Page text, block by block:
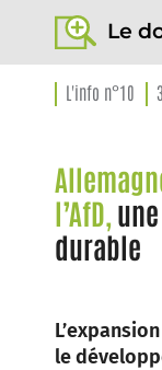
Le
L'info n°10
l’AfD,
durable
le